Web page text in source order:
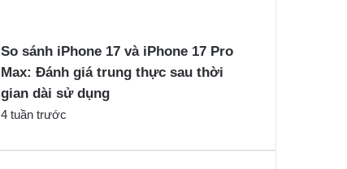
So sánh iPhone 17 và iPhone 17 Pro
Max: Đánh giá trung thực sau thời
gian dài sử dụng
4 tuần trước